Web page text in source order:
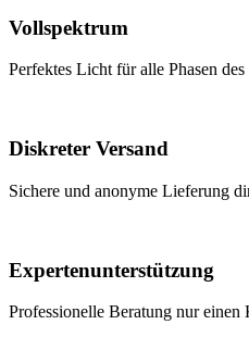
Vollspektrum
Perfektes Licht für alle Phasen
Diskreter Versand
Sichere und anonyme Lieferung
Expertenunterstützung
Professionelle Beratung nur einen